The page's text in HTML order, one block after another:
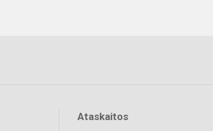
Ataskaitos